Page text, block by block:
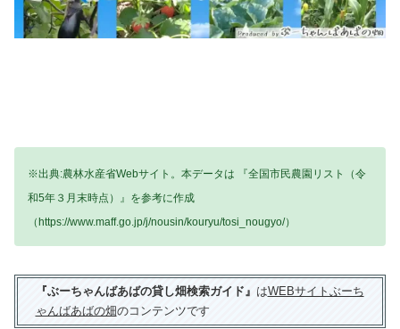
※出典:農林水産省Webサイト。本データは 『全国市民農園リスト（令
和5年３月末時点）』を参考に作成
（https://www.maff.go.jp/j/nousin/kouryu/tosi_nougyo/）
『ぶーちゃんばあばの貸し畑検索ガイド』 はWEBサイトぶーち
ゃんばあばの畑のコンテンツです